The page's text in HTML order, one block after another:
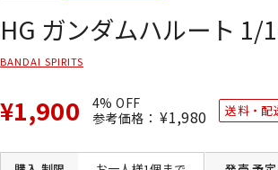
HG ガンダムハルート 1/
BANDAI SPIRITS
¥1,900
4% OFF
参考価格： 通
常
格
¥1,980 SALE
送料・配